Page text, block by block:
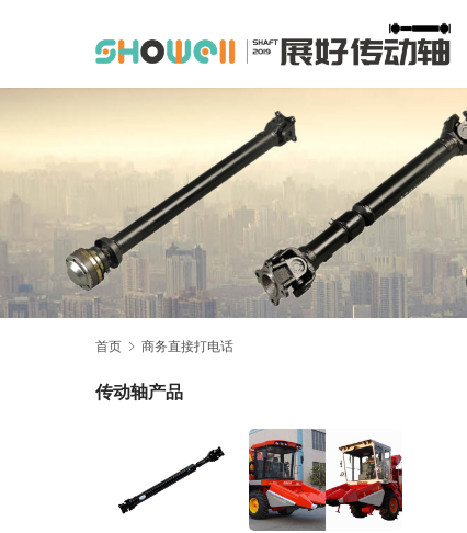
首页 商务直接打电话
传动轴产品